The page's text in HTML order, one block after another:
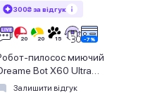
300₴ за відгук
пилосос миючий
Bot X60 Ultra
White
Залишити відгук